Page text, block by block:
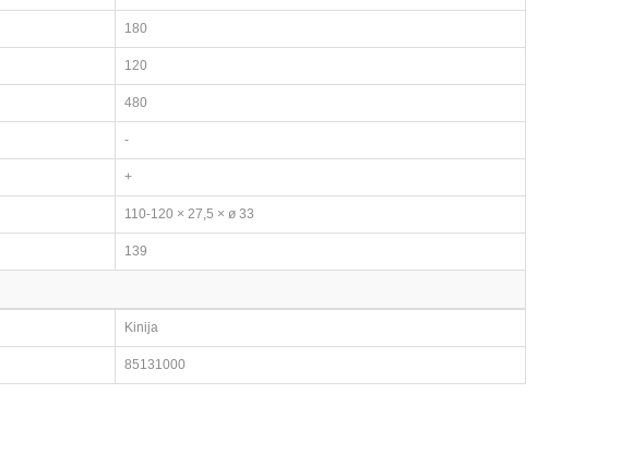
180
120
480
-
+
110-120 × 27,5 × ø 33
139
Kinija
85131000